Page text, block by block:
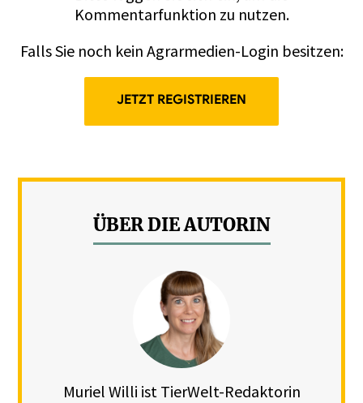
Kommentarfunktion zu nutzen.
Falls Sie noch kein Agrarmedien-Login besitzen:
JETZT REGISTRIEREN
ÜBER DIE AUTORIN
Muriel Willi ist TierWelt-Redaktorin